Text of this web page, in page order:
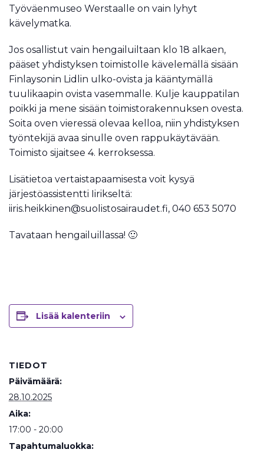
Työväenmuseo Werstaalle on vain lyhyt
kävelymatka.
Jos osallistut vain hengailuiltaan klo 18 alkaen,
pääset yhdistyksen toimistolle kävelemällä sisään
Finlaysonin Lidlin ulko-ovista ja kääntymällä
tuulikaapin ovista vasemmalle. Kulje kauppatilan
poikki ja mene sisään toimistorakennuksen ovesta.
Soita oven vieressä olevaa kelloa, niin yhdistyksen
työntekijä avaa sinulle oven rappukäytävään.
Toimisto sijaitsee 4. kerroksessa.
Lisätietoa vertaistapaamisesta voit kysyä
järjestöassistentti Iirikseltä:
iiris.heikkinen@suolistosairaudet.fi, 040 653 5070
Tavataan hengailuillassa! 🙂
Lisää kalenteriin
TIEDOT
Päivämäärä:
28.10.2025
Aika:
17:00 - 20:00
Tapahtumaluokka: